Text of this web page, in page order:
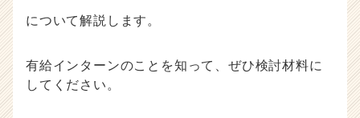
ウ
届
について解説します。
有給インターンのことを知って、ぜひ検討材料に
してください。